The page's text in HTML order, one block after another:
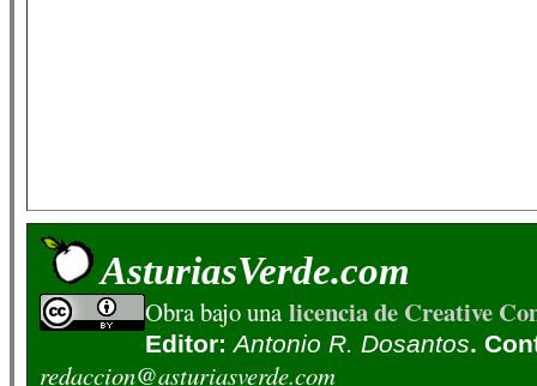
AsturiasVerde.com
Obra bajo una licencia de Creative
Editor:Antonio R. Dosantos.
redaccion@asturiasverde.com